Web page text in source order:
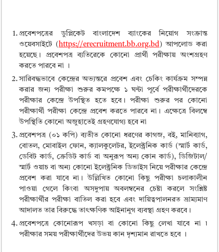
প্রবেশপত্রের ডুপ্লিকেট বাংলাদেশ ব্যাংকের নিয়োগ সংক্রান্ত
ওয়েবসাইটে (https://erecruitment.bb.org.bd) আপলোড করা
হয়েছে। প্রবেশপত্র ব্যতিরেকে কোনো প্রার্থী পরীক্ষায় অংশগ্রহণ
করতে পারবে না ।
সারিবদ্ধভাবে কেন্দ্রের অভ্যন্তরে প্রবেশ এবং চেকিং কার্যক্রম সম্পন্ন
করার জন্য পরীক্ষা শুরুর কমপক্ষে ১ ঘন্টা পূর্বে পরীক্ষার্থীদেরকে
পরীক্ষার কেন্দ্রে উপস্থিত হতে হবে। পরীক্ষা শুরুর পর কোনো
পরীক্ষার্থী পরীক্ষা কেন্দ্রে প্রবেশ করতে পারবে না। এক্ষেত্রে বিলম্বে
উপস্থিতি কোনো অজুহাতেই গ্রহণযোগ্য হবে না
প্রবেশপত্র (০১ কপি) ব্যতীত কোনো ধরণের কাগজ, বই, মানিব্যাগ,
বোতল, মোবাইল ফোন, ক্যালকুলেটর, ইলেক্ট্রনিক কার্ড (স্মার্ট কার্ড,
ডেবিট কার্ড, ক্রেডিট কার্ড বা অনুরূপ অন্য কোন কার্ড), ডিজিটাল/
স্মার্ট ওয়াচ বা অন্য কোনো ইলেক্ট্রনিক ডিভাইস নিয়ে পরীক্ষার কেন্দ্রে
প্রবেশ করা যাবে না। উল্লিখিত কোনো কিছু পরীক্ষা চলাকালীন
পাওয়া গেলে কিংবা অসদুপায় অবলম্বনের চেষ্টা করলে সংশ্লিষ্ট
পরীক্ষার্থীর পরীক্ষা বাতিল করা হবে এবং দায়িত্বপালনরত ভ্রাম্যমাণ
আদালত তার বিরুদ্ধে তাৎক্ষণিক আইনানুগ ব্যবস্থা গ্রহণ করবে।
প্রবেশপত্রে কোনোরূপ খসড়া বা কোনো কিছু লেখা যাবে না ৷
পরীক্ষার সময় পরীক্ষার্থীদের উভয় কান দৃশ্যমান রাখতে হবে ।